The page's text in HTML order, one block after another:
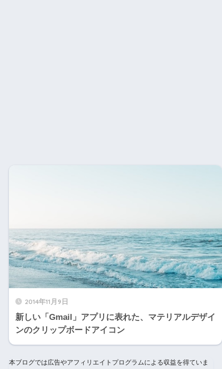
2014年11月9日
新しい「Gmail」アプリに表れた、マテリアルデザイ
ンのクリップボードアイコン
本ブログでは広告やアフィリエイトプログラムによる収益を得ていま